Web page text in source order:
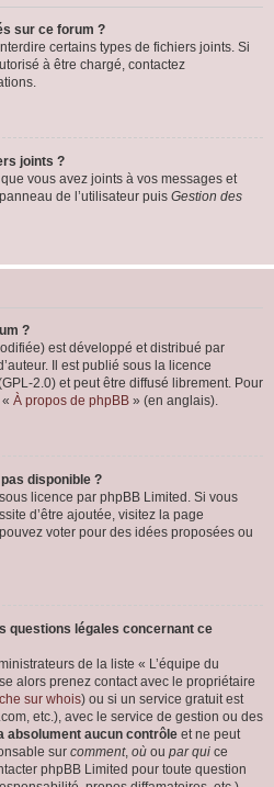
sur ce forum ?
certains types de fichiers joints. Si
à être chargé, contactez
joints ?
vous avez joints à vos messages et
de l’utilisateur puis Gestion des
?
est développé et distribué par
Il est publié sous la licence
2.0) et peut être diffusé librement. Pour
À propos de phpBB » (en anglais).
disponible ?
licence par phpBB Limited. Si vous
d’être ajoutée, visitez la page
voter pour des idées proposées ou
questions légales concernant ce
de la liste « L’équipe du
alors prenez contact avec le propriétaire
sur whois) ou si un service gratuit est
etc.), avec le service de gestion ou des
absolument aucun contrôle et ne peut
sur comment, où ou par qui ce
phpBB Limited pour toute question